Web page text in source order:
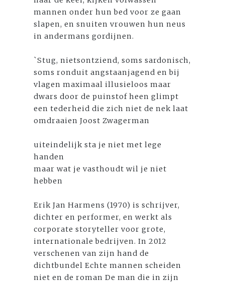
mannen onder hun bed voor ze gaan
slapen, en snuiten vrouwen hun neus
in andermans gordijnen.
`Stug, nietsontziend, soms sardonisch,
soms ronduit angstaanjagend en bij
vlagen maximaal illusieloos maar
dwars door de puinstof heen glimpt
een tederheid die zich niet de nek laat
omdraaien Joost Zwagerman
uiteindelijk sta je niet met lege
handen
maar wat je vasthoudt wil je niet
hebben
Erik Jan Harmens (1970) is schrijver,
dichter en performer, en werkt als
corporate storyteller voor grote,
internationale bedrijven. In 2012
verschenen van zijn hand de
dichtbundel Echte mannen scheiden
niet en de roman De man die in zijn